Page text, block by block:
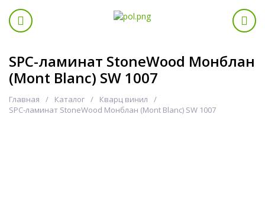
SPC-ламинат StoneWood Монблан
(Mont Blanc) SW 1007
Главная Каталог
Кварц винил
SPC-ламинат StoneWood Монблан (Mont Blanc) SW 1007